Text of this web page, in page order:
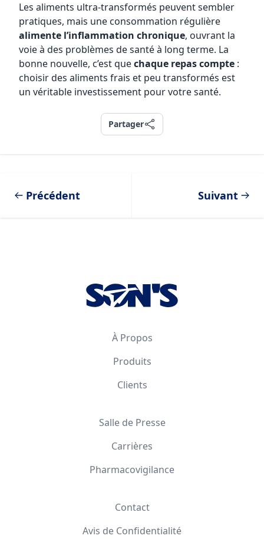
Les aliments ultra-transformés peuvent sembler
pratiques, mais une consommation régulière
alimente l’inflammation chronique, ouvrant la
voie à des problèmes de santé à long terme. La
bonne nouvelle, c’est quechaque repas compte :
choisir des aliments frais et peu transformés est
un véritable investissement pour votre santé.
Partager
Partager
Précédent Suivant
À Propos
Produits
Clients
Salle de Presse
Carrières
Pharmacovigilance
Contact
Avis de Confidentialité